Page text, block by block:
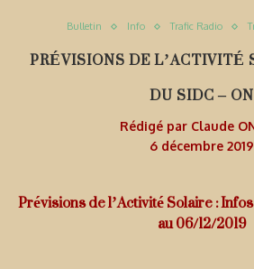
Bulletin Info Trafic Radio
PRÉVISIONS DE L’ACTIVITÉ
DU SIDC – ON
Rédigé par Claude
6 décembre 2019
Prévisions de l’Activité Solaire :
au 06/12/2019